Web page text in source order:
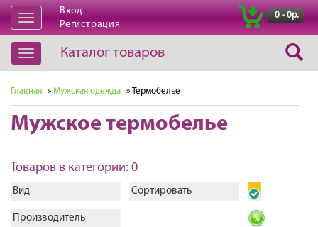
Открыть
навигацию
Вход
Регистрация
0 - 0р.
Открыть
навигацию
Каталог товаров
Главная » Мужская одежда » Термобелье
Мужское термобелье
Товаров в категории: 0
Вид Сортировать
Производитель